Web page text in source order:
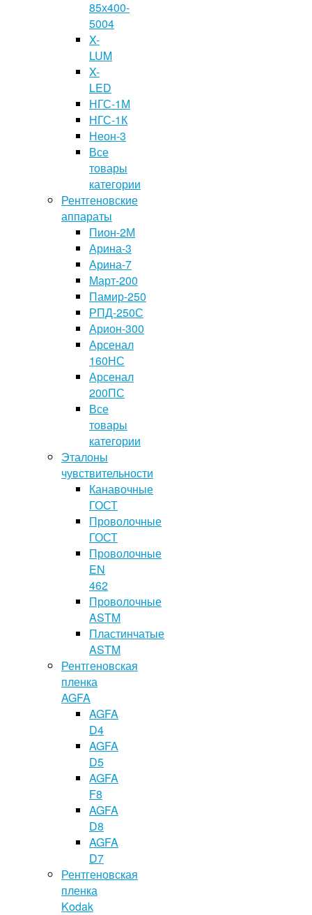
85х400-
5004
X-
LUM
X-
LED
НГС-1М
НГС-1К
Неон-3
Все
товары
категории
Рентгеновские
аппараты
Пион-2М
Арина-3
Арина-7
Март-200
Памир-250
РПД-250С
Арион-300
Арсенал
160НС
Арсенал
200ПС
Все
товары
категории
Эталоны
чувствительности
Канавочные
ГОСТ
Проволочные
ГОСТ
Проволочные
EN
462
Проволочные
ASTM
Пластинчатые
ASTM
Рентгеновская
пленка
AGFA
AGFA
D4
AGFA
D5
AGFA
F8
AGFA
D8
AGFA
D7
Рентгеновская
пленка
Kodak